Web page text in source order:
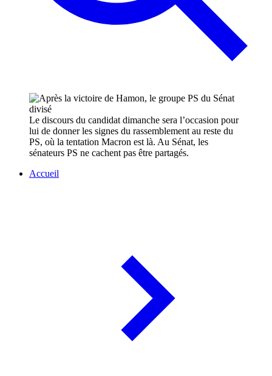
Le discours du candidat dimanche sera l’occasion pour
lui de donner les signes du rassemblement au reste du
PS, où la tentation Macron est là. Au Sénat, les
sénateurs PS ne cachent pas être partagés.
Accueil